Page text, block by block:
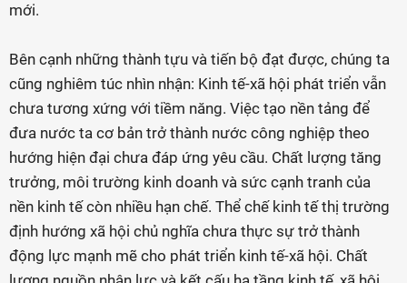
mới.
Bên cạnh những thành tựu và tiến bộ đạt được, chúng ta
cũng nghiêm túc nhìn nhận: Kinh tế-xã hội phát triển vẫn
chưa tương xứng với tiềm năng. Việc tạo nền tảng để
đưa nước ta cơ bản trở thành nước công nghiệp theo
hướng hiện đại chưa đáp ứng yêu cầu. Chất lượng tăng
trưởng, môi trường kinh doanh và sức cạnh tranh của
nền kinh tế còn nhiều hạn chế. Thể chế kinh tế thị trường
định hướng xã hội chủ nghĩa chưa thực sự trở thành
động lực mạnh mẽ cho phát triển kinh tế-xã hội. Chất